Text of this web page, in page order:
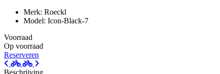
Merk: Roeckl
Model: Icon-Black-7
Voorraad
Op voorraad
Reserveren
Beschrijving